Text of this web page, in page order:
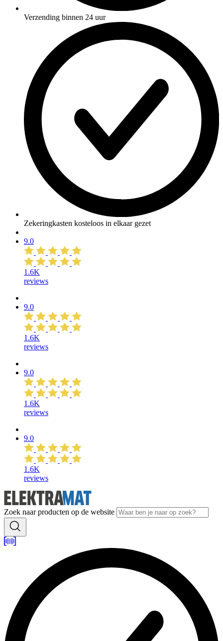
Verzending binnen 24 uur
Zekeringkasten kosteloos in elkaar gezet
9.0
1.6K
reviews
9.0
1.6K
reviews
9.0
1.6K
reviews
9.0
1.6K
reviews
Zoek naar producten op de website